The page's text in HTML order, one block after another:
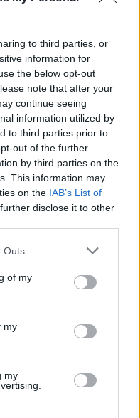
to third parties, or
information for
the below opt-out
note that after your
continue seeing
information utilized by
to third parties prior to
out of the further
by third parties on the
This information may
on the IAB’s List of
disclose it to other
one or more Google
You may click to
its third-party tags to
in below Google
Outs
of my
my
my
reale?
telegram di